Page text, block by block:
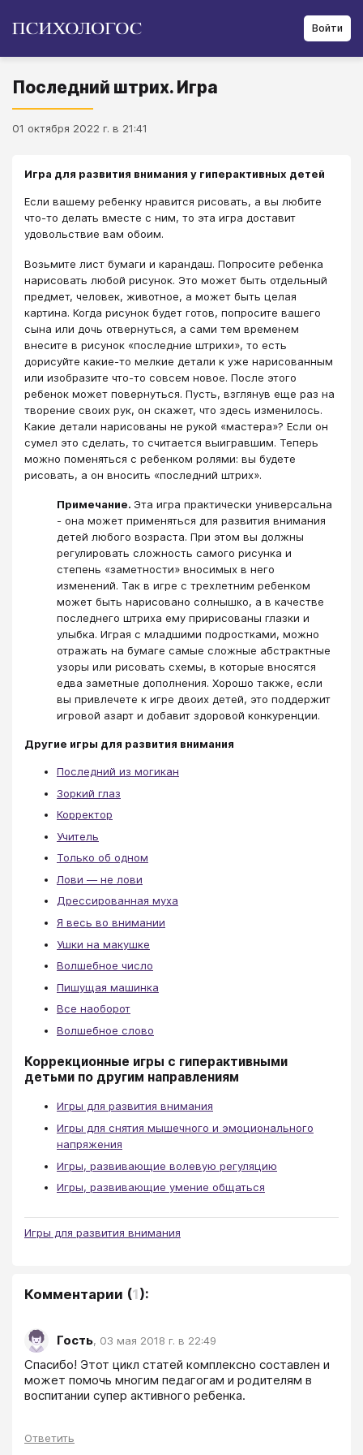
Войти
Последний штрих. Игра
01 октября 2022 г. в 21:41
Игра для развития внимания у гиперактивных детей
​Если вашему ребенку нравится рисовать, а вы любите
что-то делать вместе с ним, то эта игра доставит
удовольствие вам обоим.
Возьмите лист бумаги и карандаш. Попросите ребенка
нарисовать любой рисунок. Это может быть отдельный
предмет, человек, животное, а может быть целая
картина. Когда рисунок будет готов, попросите вашего
сына или дочь отвернуться, а сами тем временем
внесите в рисунок «последние штрихи», то есть
дорисуйте какие-то мелкие детали к уже нарисованным
или изобразите что-то совсем новое. После этого
ребенок может повернуться. Пусть, взглянув еще раз на
творение своих рук, он скажет, что здесь изменилось.
Какие детали нарисованы не рукой «мастера»? Если он
сумел это сделать, то считается выигравшим. Теперь
можно поменяться с ребенком ролями: вы будете
рисовать, а он вносить «последний штрих».
Примечание. Эта игра практически универсальна
- она может применяться для развития внимания
детей любого возраста. При этом вы должны
регулировать сложность самого рисунка и
степень «заметности» вносимых в него
изменений. Так в игре с трехлетним ребенком
может быть нарисовано солнышко, а в качестве
последнего штриха ему пририсованы глазки и
улыбка. Играя с младшими подростками, можно
отражать на бумаге самые сложные абстрактные
узоры или рисовать схемы, в которые вносятся
едва заметные дополнения. Хорошо также, если
вы привлечете к игре двоих детей, это поддержит
игровой азарт и добавит здоровой конкуренции.
Другие игры для развития внимания
Последний из могикан
Зоркий глаз
Корректор
Учитель
Только об одном
Лови — не лови
Дрессированная муха
Я весь во внимании
Ушки на макушке
Волшебное число
Пишущая машинка
Все наоборот
Волшебное слово
Коррекционные игры с гиперактивными
детьми по другим направлениям
Игры для развития внимания
Игры для снятия мышечного и эмоционального
напряжения
Игры, развивающие волевую регуляцию
Игры, развивающие умение общаться
Игры для развития внимания
Комментарии (1):
Гость, 03 мая 2018 г. в 22:49
Спасибо! Этот цикл статей комплексно составлен и
может помочь многим педагогам и родителям в
воспитании супер активного ребенка.
Ответить